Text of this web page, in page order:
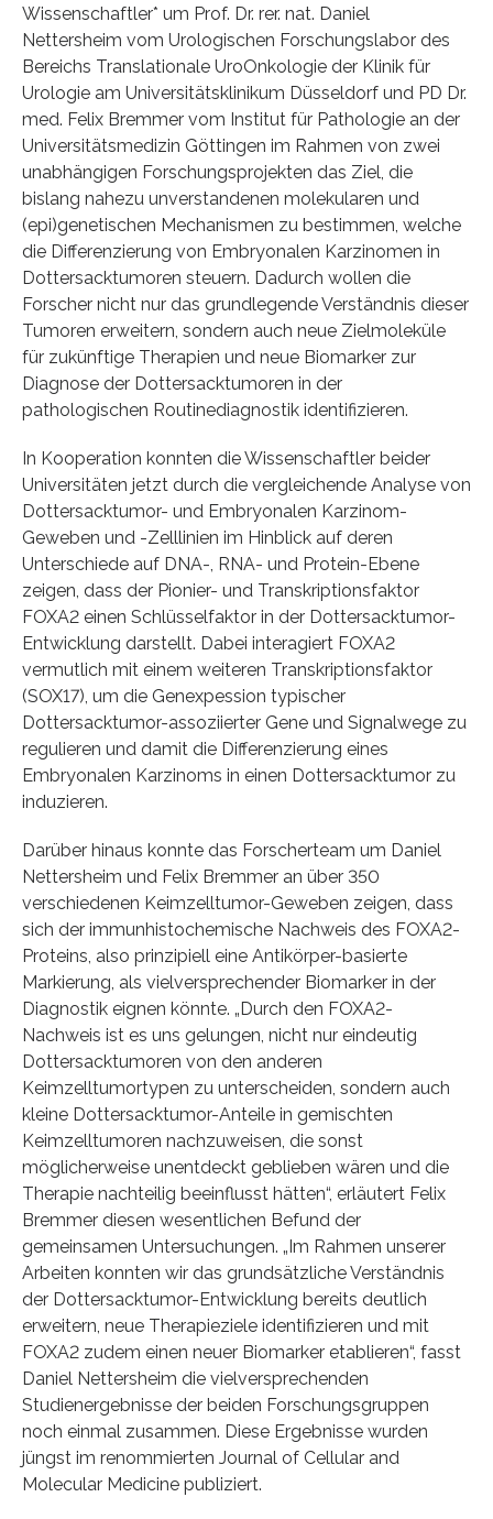
Wissenschaftler* um Prof. Dr. rer. nat. Daniel
Nettersheim vom Urologischen Forschungslabor des
Bereichs Translationale UroOnkologie der Klinik für
Urologie am Universitätsklinikum Düsseldorf und PD Dr.
med. Felix Bremmer vom Institut für Pathologie an der
Universitätsmedizin Göttingen im Rahmen von zwei
unabhängigen Forschungsprojekten das Ziel, die
bislang nahezu unverstandenen molekularen und
(epi)genetischen Mechanismen zu bestimmen, welche
die Differenzierung von Embryonalen Karzinomen in
Dottersacktumoren steuern. Dadurch wollen die
Forscher nicht nur das grundlegende Verständnis dieser
Tumoren erweitern, sondern auch neue Zielmoleküle
für zukünftige Therapien und neue Biomarker zur
Diagnose der Dottersacktumoren in der
pathologischen Routinediagnostik identifizieren.
In Kooperation konnten die Wissenschaftler beider
Universitäten jetzt durch die vergleichende Analyse von
Dottersacktumor- und Embryonalen Karzinom-
Geweben und -Zelllinien im Hinblick auf deren
Unterschiede auf DNA-, RNA- und Protein-Ebene
zeigen, dass der Pionier- und Transkriptionsfaktor
FOXA2 einen Schlüsselfaktor in der Dottersacktumor-
Entwicklung darstellt. Dabei interagiert FOXA2
vermutlich mit einem weiteren Transkriptionsfaktor
(SOX17), um die Genexpession typischer
Dottersacktumor-assoziierter Gene und Signalwege zu
regulieren und damit die Differenzierung eines
Embryonalen Karzinoms in einen Dottersacktumor zu
induzieren.
Darüber hinaus konnte das Forscherteam um Daniel
Nettersheim und Felix Bremmer an über 350
verschiedenen Keimzelltumor-Geweben zeigen, dass
sich der immunhistochemische Nachweis des FOXA2-
Proteins, also prinzipiell eine Antikörper-basierte
Markierung, als vielversprechender Biomarker in der
Diagnostik eignen könnte. „Durch den FOXA2-
Nachweis ist es uns gelungen, nicht nur eindeutig
Dottersacktumoren von den anderen
Keimzelltumortypen zu unterscheiden, sondern auch
kleine Dottersacktumor-Anteile in gemischten
Keimzelltumoren nachzuweisen, die sonst
möglicherweise unentdeckt geblieben wären und die
Therapie nachteilig beeinflusst hätten“, erläutert Felix
Bremmer diesen wesentlichen Befund der
gemeinsamen Untersuchungen. „Im Rahmen unserer
Arbeiten konnten wir das grundsätzliche Verständnis
der Dottersacktumor-Entwicklung bereits deutlich
erweitern, neue Therapieziele identifizieren und mit
FOXA2 zudem einen neuer Biomarker etablieren“, fasst
Daniel Nettersheim die vielversprechenden
Studienergebnisse der beiden Forschungsgruppen
noch einmal zusammen. Diese Ergebnisse wurden
jüngst im renommierten Journal of Cellular and
Molecular Medicine publiziert.